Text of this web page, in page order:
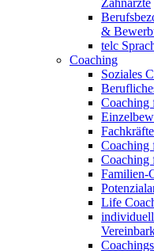
Zahnärzte
&
telc
Coaching
Soziales
Coaching
Coaching
Coaching
Familien-
Life